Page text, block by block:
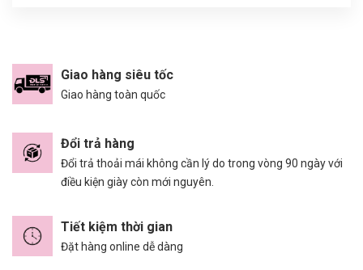
Giao hàng siêu tốc
Giao hàng toàn quốc
Đổi trả hàng
Đổi trả thoải mái không cần lý do trong vòng 90 ngày với
điều kiện giày còn mới nguyên.
Tiết kiệm thời gian
Đặt hàng online dễ dàng